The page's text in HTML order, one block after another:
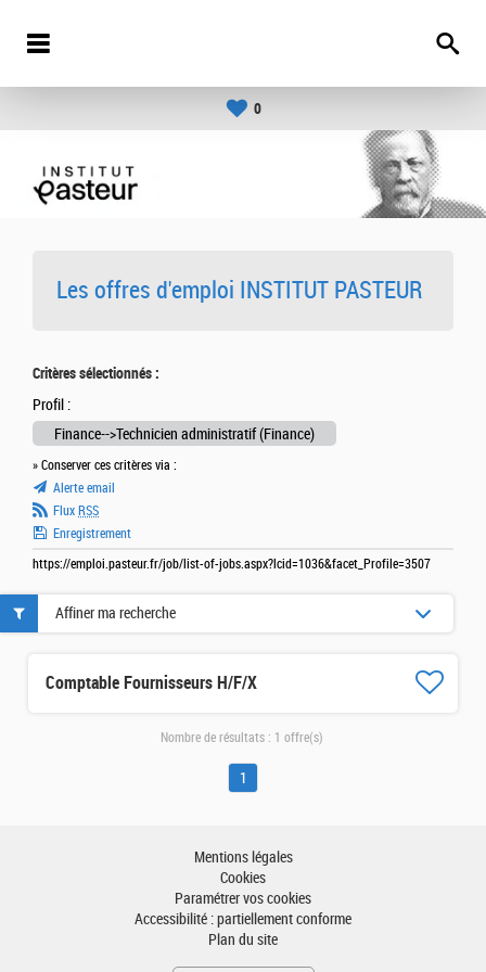
0
Les offres d'emploi INSTITUT PASTEUR
Critères sélectionnés :
Profil :
Finance-->Technicien administratif (Finance)
» Conserver ces critères via :
Alerte email
Flux RSS
Enregistrement
https://emploi.pasteur.fr/job/list-of-jobs.aspx?lcid=1036&facet_Profile=3507
Comptable Fournisseurs H/F/X
Affiner ma recherche
Nombre de résultats : 1 offre(s)
1
Mentions légales
Cookies
Paramétrer vos cookies
Accessibilité : partiellement conforme
Plan du site